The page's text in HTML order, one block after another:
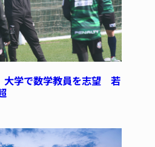
学で数学教員を志望 若